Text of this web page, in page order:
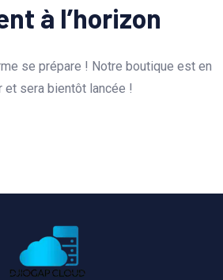
à l’horizon
se prépare ! Notre boutique est en
et sera bientôt lancée !